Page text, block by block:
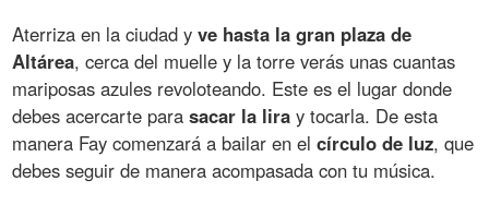
Aterriza en la ciudad yve hasta la gran plaza de
Altárea, cerca del muelle y la torre verás unas cuantas
mariposas azules revoloteando. Este es el lugar donde
debes acercarte parasacar la lira y tocarla. De esta
manera Fay comenzará a bailar en elcírculo de luz, que
debes seguir de manera acompasada con tu música.